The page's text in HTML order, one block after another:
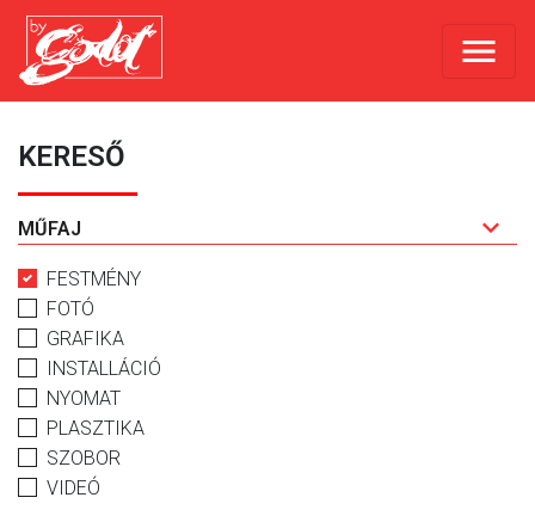
KERESŐ
MŰFAJ
FESTMÉNY
FOTÓ
GRAFIKA
INSTALLÁCIÓ
NYOMAT
PLASZTIKA
SZOBOR
VIDEÓ